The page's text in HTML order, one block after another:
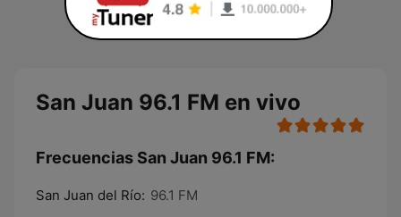
San Juan 96.1 FM en vivo
Frecuencias San Juan 96.1 FM:
San Juan del Río: 96.1 FM